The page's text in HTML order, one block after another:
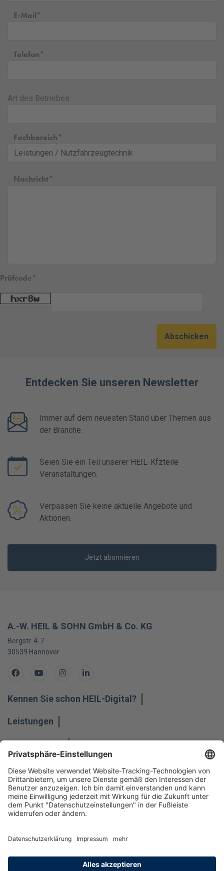
E-Mail
Telefon
Art des Betriebes
Fachbereich
Nachricht
Prüfcode
Abschicken
Entdecken Sie unseren Newsletter
Immer auf dem neuesten Stand über Themen aus
der Branche.
Seien Sie ein Teil unserer HEIL-Kfzteile
Veranstaltungen.
Verpassen Sie keine aktuelle Angebote und
Aktionen.
Jetzt abonnieren
A.-W. HEIL & SOHN GmbH & Co. KG
Bergstr. 4-7
30539 Hannover
FacebookYoutubeInstagramLinkedIn
Kennen Sie schon HEIL-Digital?
Leistungen
Unternehmen
Impressum
Datenschutzeinstellungen
Allgemeine Geschäftsbedingungen